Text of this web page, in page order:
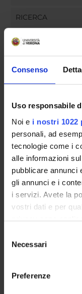
Consenso
Uso responsabile
Noi e i nostri 1022
personali, ad
tecnologie come i
alle informazioni
pubblicare annunci
gli annunci e i
i servizi. Avete la
vostri dati e per
privacy sono
modificare o
momento dalla
delNecessari
Preferenze
RICERCA
PROGETTI
INCARICHI
GOVERNANCE
COMMISSIONI
UFFICI E
BIBLIOTECHE